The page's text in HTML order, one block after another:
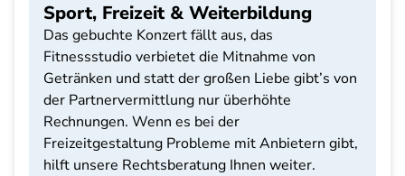
Sport, Freizeit & Weiterbildung
Das gebuchte Konzert fällt aus, das
Fitnessstudio verbietet die Mitnahme von
Getränken und statt der großen Liebe gibt’s von
der Partnervermittlung nur überhöhte
Rechnungen. Wenn es bei der
Freizeitgestaltung Probleme mit Anbietern gibt,
hilft unsere Rechtsberatung Ihnen weiter.